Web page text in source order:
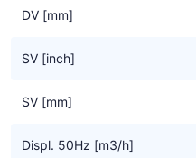
- Explosie subgroep IIC or IIB
200°C)
Alle ATEX compressoren zijn
DV [mm]
SV [inch]
SV [mm]
Displ. 50Hz [m3/h]